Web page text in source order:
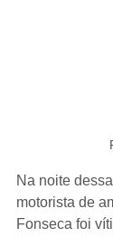
Na noite
motorista de
Fonseca foi